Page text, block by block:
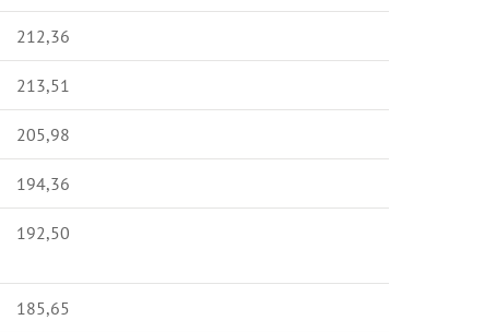
212,36
213,51
205,98
194,36
192,50
185,65